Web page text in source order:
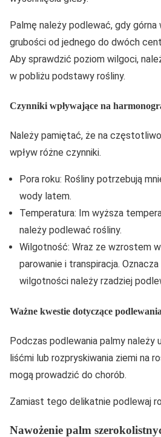
Palmę należy podlewać, gdy
grubości od jednego do dwóch
Aby sprawdzić poziom wilgoci,
w pobliżu podstawy rośliny.
Czynniki wpływające na
Należy pamiętać, że na
wpływ różne czynniki.
Pora roku: Rośliny potrzebują
wody latem.
Temperatura: Im wyższa
należy podlewać rośliny.
Wilgotność: Wraz ze wzrostem
parowanie i transpiracja.
wilgotności należy rzadziej
Ważne kwestie dotyczące podlewania
Podczas podlewania palmy należy
liśćmi lub rozpryskiwania ziemi na
mogą prowadzić do chorób.
Zamiast tego delikatnie podlewaj
Nawożenie palm